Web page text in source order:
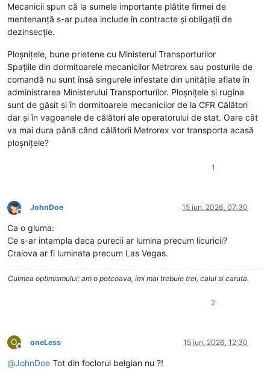
Mecanicii spun că la sumele importante plătite firmei de
mentenanță s-ar putea include în contracte și obligații de
dezinsecție.
Ploșnițele, bune prietene cu Ministerul Transporturilor
Spațiile din dormitoarele mecanicilor Metrorex sau posturile de
comandă nu sunt însă singurele infestate din unitățile aflate în
administrarea Ministerului Transporturilor. Ploșnițele și rugina
sunt de găsit și în dormitoarele mecanicilor de la CFR Călători
dar și în vagoanele de călători ale operatorului de stat. Oare cât
va mai dura până când călătorii Metrorex vor transporta acasă
ploșnițele?
1
Deconectat
JohnDoe 15 iun. 2026, 07:30
Ca o gluma:
Ce s-ar intampla daca purecii ar lumina precum licuricii?
Craiova ar fi luminata precum Las Vegas.
Culmea optimismului: am o potcoava, imi mai trebuie trei, calul si caruta.
2
O
Deconectat
oneLess 15 iun. 2026, 12:30
@JohnDoe Tot din foclorul belgian nu ?!